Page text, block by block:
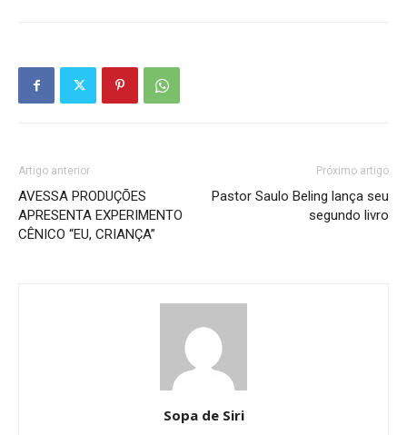
Artigo anterior
AVESSA PRODUÇÕES
APRESENTA EXPERIMENTO
CÊNICO “EU, CRIANÇA”
Próximo artigo
Pastor Saulo Beling lança seu
segundo livro
Sopa de Siri